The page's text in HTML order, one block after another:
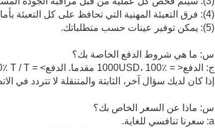
(4): فرق التعبئة المهنية التي تحافظ على كل التعبئة بأمان.
(5): يمكن توفير عينات حسب متطلباتك.
س: ما هي شروط الدفع الخاصة بك؟
إذا كان لديك سؤال آخر، الثابتة والمتنقلة لا تتردد في
س: ماذا عن السعر الخاص بك؟
a: سعرنا تنافسي للغاية.